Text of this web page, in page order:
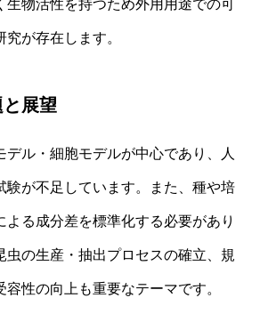
生物活性を持つため外用用途での可
が存在します。
展望
デル・細胞モデルが中心であり、人
験が不足しています。また、種や培
よる成分差を標準化する必要があり
虫の生産・抽出プロセスの確立、規
性の向上も重要なテーマです。